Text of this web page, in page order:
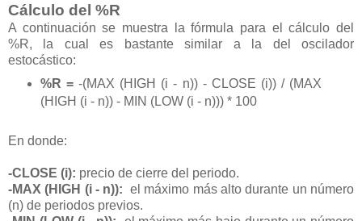
Cálculo del %R
A continuación se muestra la fórmula para el cálculo del
%R, la cual es bastante similar a la del oscilador
estocástico:
%R = -(MAX (HIGH (i - n)) - CLOSE (i)) / (MAX
(HIGH (i - n)) - MIN (LOW (i - n))) * 100
En donde:
-CLOSE (i): precio de cierre del periodo.
-MAX (HIGH (i - n)): el máximo más alto durante un número
(n) de periodos previos.